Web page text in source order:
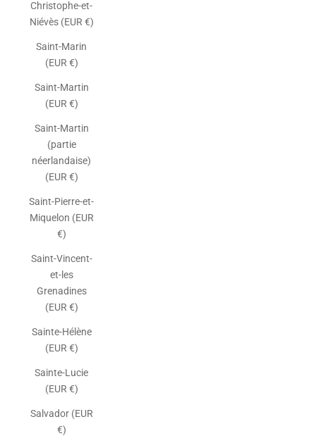
Christophe-et-
Niévès (EUR €)
Saint-Marin
(EUR €)
Saint-Martin
(EUR €)
Saint-Martin
(partie
néerlandaise)
(EUR €)
Saint-Pierre-et-
Miquelon (EUR
€)
Saint-Vincent-
et-les
Grenadines
(EUR €)
Sainte-Hélène
(EUR €)
Sainte-Lucie
(EUR €)
Salvador (EUR
€)